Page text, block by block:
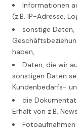
Informationen
(z.B. IP-Adresse,
sonstige Daten,
haben,
Daten, die wir
sonstigen Daten
Kundenbedarfs-
die
Erhalt von z.B.
Fotoaufnahmen